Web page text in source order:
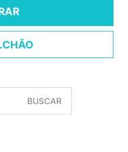
BUSCAR